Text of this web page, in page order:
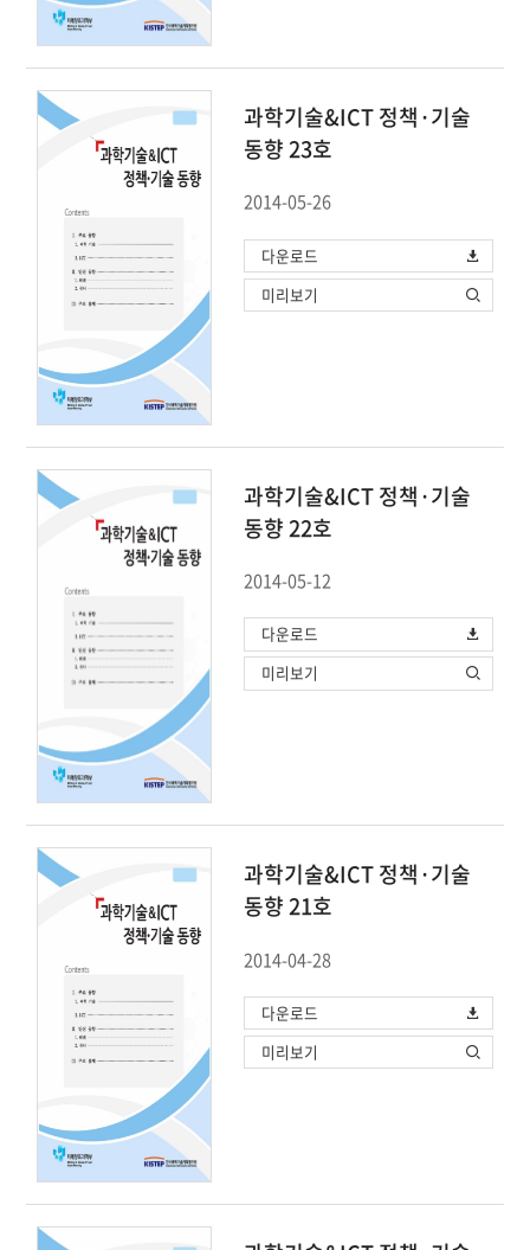
과학기술&ICT 정책·기술
동향 23호
2014-05-26
다운로드
미리보기
과학기술&ICT 정책·기술
동향 22호
2014-05-12
다운로드
미리보기
과학기술&ICT 정책·기술
동향 21호
2014-04-28
다운로드
미리보기